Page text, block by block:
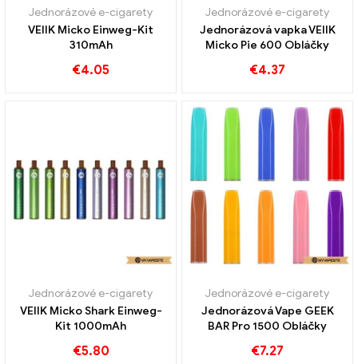
Jednorázové e-cigarety
VEIIK Micko Einweg-Kit
310mAh
€4.05
Jednorázové e-cigarety
Jednorázová vapka VEIIK
Micko Pie 600 Obláčky
€4.37
Jednorázové e-cigarety
VEIIK Micko Shark Einweg-
Kit 1000mAh
€5.80
Jednorázové e-cigarety
Jednorázová Vape GEEK
BAR Pro 1500 Obláčky
€7.27